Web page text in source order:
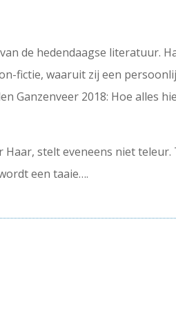
de hedendaagse literatuur.
fictie, waaruit zij een
Ganzenveer 2018: Hoe alles
Haar, stelt eveneens niet
een taaie….